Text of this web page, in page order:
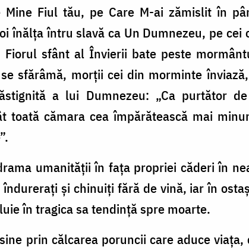
Fiul tău, pe Care M-ai zămislit în
înălţa întru slavă ca Un Dumnezeu, pe cei
Fiorul sfânt al Învierii bate peste
sfărâmă, morţii cei din morminte
a lui Dumnezeu: „Ca purtător
cămara cea împărătească mai
umanităţii în faţa propriei căderi în
şi chinuiţi fără de vină, iar în
în tragica sa tendinţă spre moarte.
prin călcarea poruncii care aduce